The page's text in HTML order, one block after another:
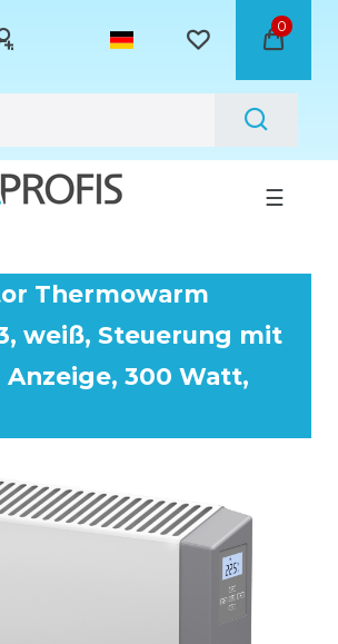
0
☰
Thermowarm
weiß, Steuerung mit
300 Watt,